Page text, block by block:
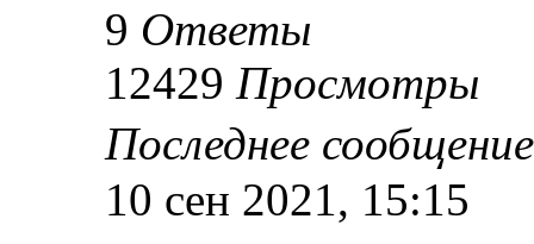
9 Ответы
12429 Просмотры
Последнее
10 сен 2021, 15:15